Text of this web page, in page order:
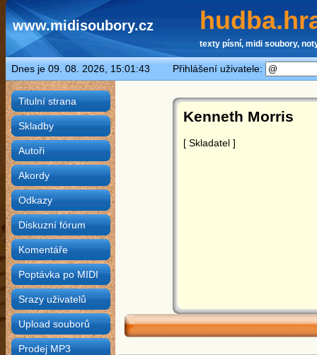
www.midisoubory.cz
texty písní, midi soubory,
Dnes je 09. 08. 2026, 15:01:43 Přihlášení uživatele:
Titulní strana
Skladby
Autoři
Akordy
Odkazy
Diskuzní fórum
Komentáře
Poptávka po MIDI
Srazy uživatelů
Upload souborů
Prodej MP3
Kenneth Morris
[ Skladatel ]